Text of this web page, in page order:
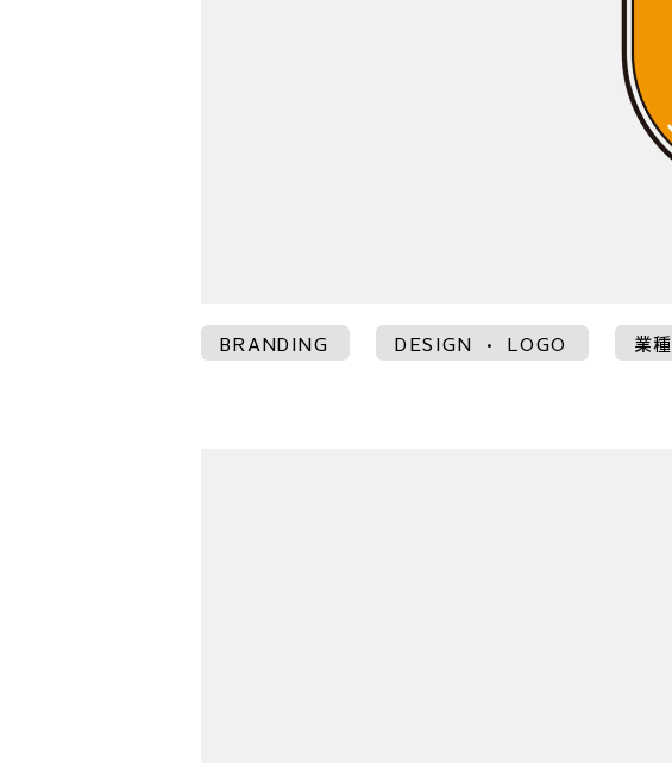
BRANDING DESIGN • LOGO 業種